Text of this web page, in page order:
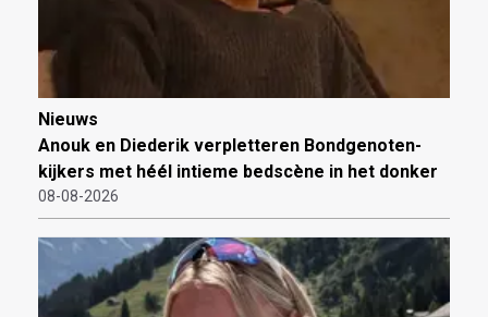
Nieuws
Anouk en Diederik verpletteren Bondgenoten-
kijkers met héél intieme bedscène in het donker
08-08-2026